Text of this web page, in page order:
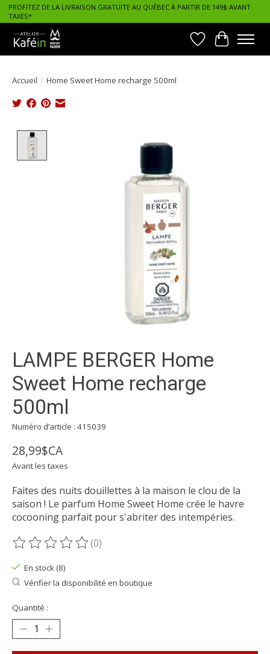
PROFITEZ DE LA LIVRAISON GRATUITE AU QUÉBEC À PARTIR DE 149$ AVANT
TAXES*
Liste dePanier
Accueil / Home Sweet Home recharge 500ml
LAMPE BERGER Home
Sweet Home recharge
500ml
Numéro d’article : 415039
28,99$CA
Avant les taxes
Faites des nuits douillettes à la maison le clou de la
saison ! Le parfum Home Sweet Home crée le havre
cocooning parfait pour s'abriter des intempéries.
Ce produit est évalué à
(0)
En stock (8)
Vérifier la disponibilité en boutique
Quantité :